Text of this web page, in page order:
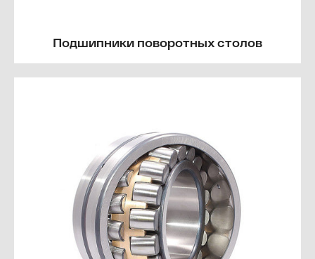
Подшипники поворотных столов